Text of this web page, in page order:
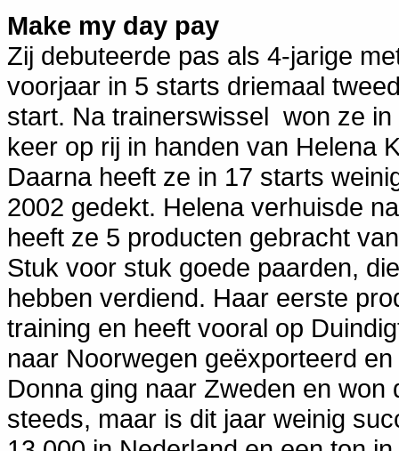
Make my day pay
Zij debuteerde pas als 4-jarige
voorjaar in 5 starts driemaal
start. Na trainerswissel won ze
keer op rij in handen van Helena
Daarna heeft ze in 17 starts
2002 gedekt. Helena verhuisde
heeft ze 5 producten gebracht
Stuk voor stuk goede paarden,
hebben verdiend. Haar eerste
training en heeft vooral op
naar Noorwegen geëxporteerd
Donna ging naar Zweden en
steeds, maar is dit jaar weinig